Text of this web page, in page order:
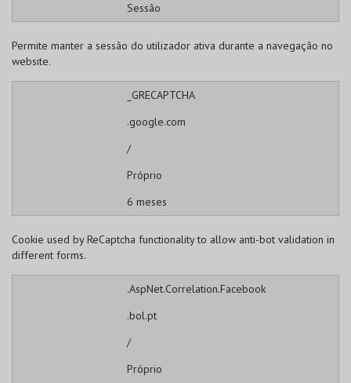
Sessão
Permite manter a sessão do utilizador ativa durante a navegação no
website.
_GRECAPTCHA
.google.com
/
Próprio
6 meses
Cookie used by ReCaptcha functionality to allow anti-bot validation in
different forms.
.AspNet.Correlation.Facebook
.bol.pt
/
Próprio